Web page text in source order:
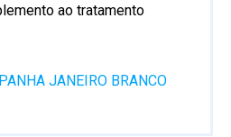
ao tratamento
JANEIRO BRANCO